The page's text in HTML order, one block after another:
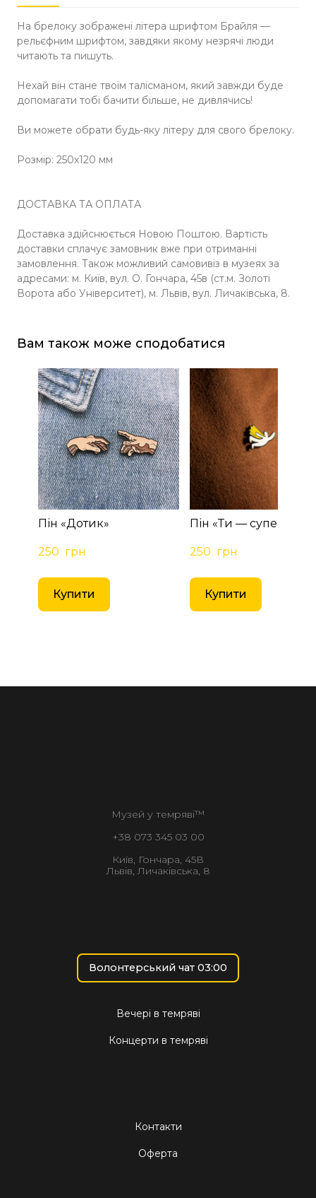
На брелоку зображені літера шрифтом Брайля —
рельєфним шрифтом, завдяки якому незрячі люди
читають та пишуть.
Нехай він стане твоїм талісманом, який завжди буде
допомагати тобі бачити більше, не дивлячись!
Ви можете обрати будь-яку літеру для свого брелоку.
Розмір: 250х120 мм
ДОСТАВКА ТА ОПЛАТА
Доставка здійснюється Новою Поштою. Вартість
доставки сплачує замовник вже при отриманні
замовлення. Також можливий самовивіз в музеях за
адресами: м. Київ, вул. О. Гончара, 45в (ст.м. Золоті
Ворота або Університет), м. Львів, вул. Личаківська, 8.
Вам також може сподобатися
Пін «Дотик»
250  грн
Купити
Пін «Ти —
250  грн
Купити
Музей у темряві™
+38 073 345 03 00
Київ, Гончара, 45В
Львів, Личаківська, 8
Волонтерський чат 03:00
Вечері в темряві
Концерти в темряві
Контакти
Оферта